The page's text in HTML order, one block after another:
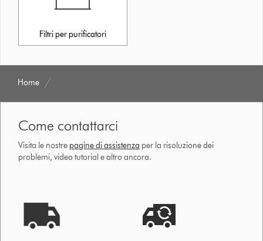
Filtri per purificatori
Home
Come contattarci
Visita le nostre pagine di assistenza per la risoluzione dei
problemi, video tutorial e altro ancora.